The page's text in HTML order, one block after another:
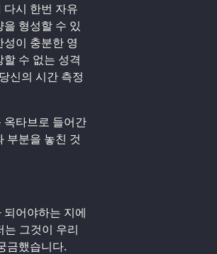
시 한번 자유
형성할 수 있
이 충분한 영
수 없는 성격
신의 시간 측정
옥타브로 들어간
부분을 놓친 것
어야하는 지에
그것이 우리
금했습니다.